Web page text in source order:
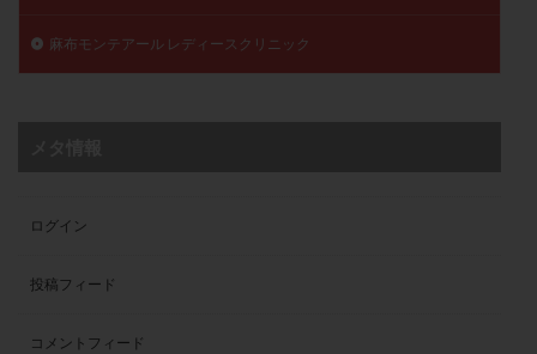
麻布モンテアール レディースクリニック
ログイン
投稿フィード
コメントフィード